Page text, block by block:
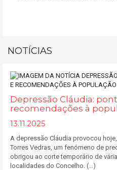
NOTÍCIAS
Depressão Cláudia:
recomendações à
13.11.2025
A depressão Cláudia provocou
Torres Vedras, um fenómeno de
obrigou ao corte temporário de
localidades do Concelho. (...)